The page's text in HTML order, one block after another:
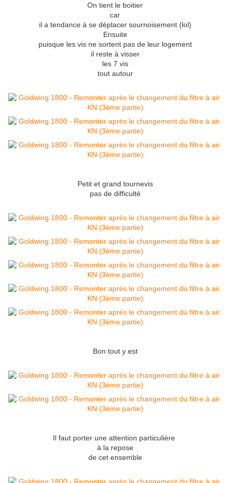
On tient le boitier
car
il a tendance à se déplacer sournoisement (lol)
Ensuite
puisque les vis ne sortent pas de leur logement
il reste à visser
les 7 vis
tout autour
Petit et grand tournevis
pas de difficulté
Bon tout y est
Il faut porter une attention particulière
à la repose
de cet ensemble